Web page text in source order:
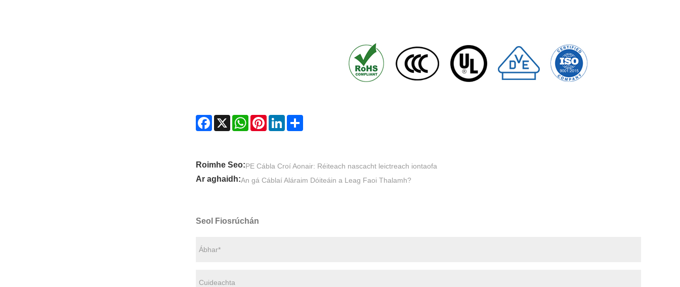
Facebook
X WhatsAppPinterestLinkedIn
Roimhe Seo:PE Cábla Croí Aonair: Réiteach nascacht leictreach iontaofa
Ar aghaidh:An gá Cáblaí Aláraim Dóiteáin a Leag Faoi Thalamh?
Seol Fiosrúchán